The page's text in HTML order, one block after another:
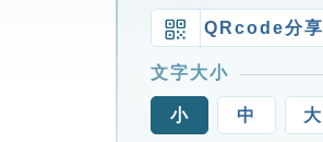
QRcode分享
文字大小
小 中 大